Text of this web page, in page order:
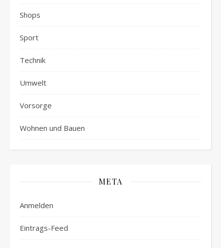
Shops
Sport
Technik
Umwelt
Vorsorge
Wohnen und Bauen
META
Anmelden
Eintrags-Feed